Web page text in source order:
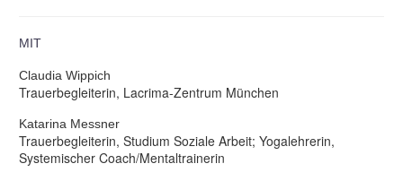
MIT
Claudia Wippich
Trauerbegleiterin, Lacrima-Zentrum München
Katarina Messner
Trauerbegleiterin, Studium Soziale Arbeit; Yogalehrerin,
Systemischer Coach/Mentaltrainerin